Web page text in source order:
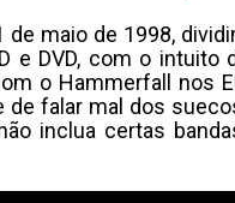
maio de 1998,
e DVD, com o intuito
o Hammerfall nos
falar mal dos
inclua certas